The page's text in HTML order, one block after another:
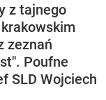
z tajnego
zeznań
Poufne
SLD Wojciech